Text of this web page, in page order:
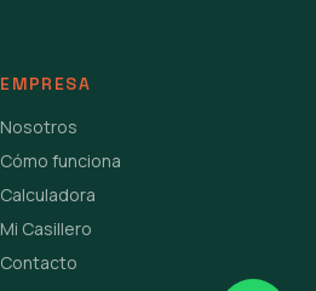
EMPRESA
Nosotros
Cómo funciona
Calculadora
Mi Casillero
Contacto